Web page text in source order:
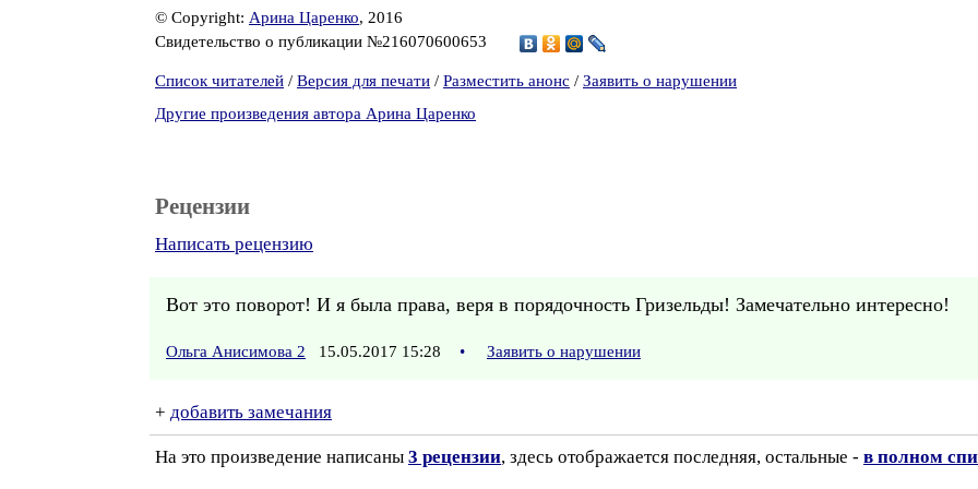
© Copyright: Арина Царенко, 2016
Свидетельство о публикации №216070600653
Список читателей / Версия для печати / Разместить анонс / Заявить о нарушении
Другие произведения автора Арина Царенко
Рецензии
Написать рецензию
Вот это поворот! И я была права, веря в порядочность Гризельды! Замечательно интересно!
Ольга Анисимова 2 15.05.2017 15:28 • Заявить о нарушении
+ добавить замечания
На это произведение написаны 3 рецензии, здесь отображается последняя, остальные - в полном